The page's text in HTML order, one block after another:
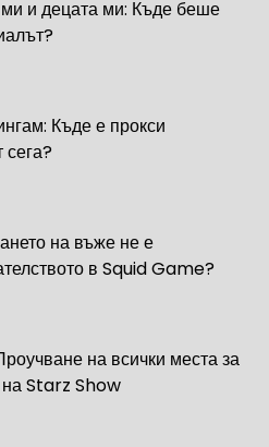
и децата ми: Къде беше
Къде е прокси
сега?
на въже не е
в Squid Game?
на всички места за
Starz Show